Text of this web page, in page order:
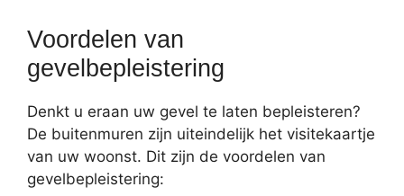
Voordelen van
gevelbepleistering
Denkt u eraan uw gevel te laten bepleisteren?
De buitenmuren zijn uiteindelijk het visitekaartje
van uw woonst. Dit zijn de voordelen van
gevelbepleistering: